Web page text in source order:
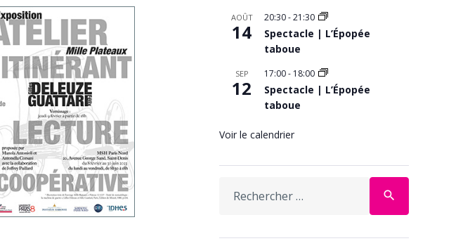
AOÛT
14
20:30-21:30
Spectacle | L’Épopée
taboue
SEP
12
17:00- 18:00
Spectacle | L’Épopée
taboue
Voir le calendrier
for:
search